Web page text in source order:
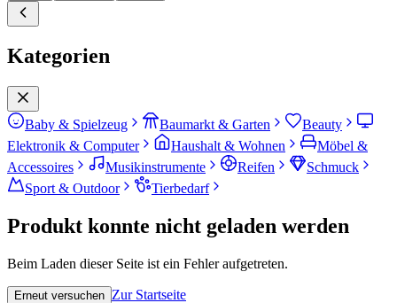
Kategorien
Baby & Spielzeug Baumarkt & Garten
Beauty
Elektronik & Computer
Haushalt & Wohnen
Möbel &
Accessoires
Musikinstrumente Reifen
Schmuck
Sport & Outdoor
Tierbedarf
Produkt konnte nicht geladen werden
Beim Laden dieser Seite ist ein Fehler aufgetreten.
Erneut versuchen Zur Startseite